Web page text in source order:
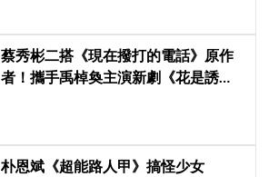
蔡秀彬二搭《現在撥打的電話》原作
者！攜手禹棹奐主演新劇《花是誘
朴恩斌《超能路人甲》搞怪少女